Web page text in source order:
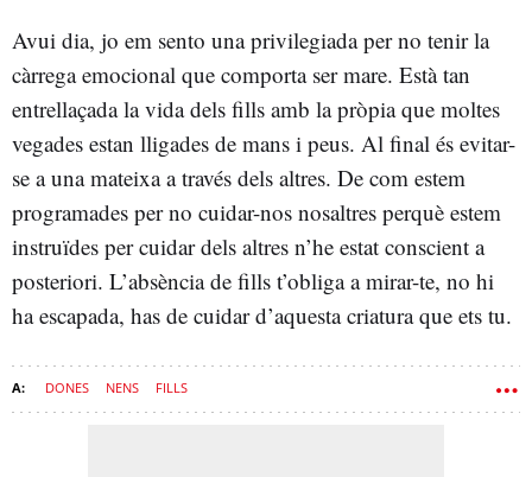
Avui dia, jo em sento una privilegiada per no tenir la
càrrega emocional que comporta ser mare. Està tan
entrellaçada la vida dels fills amb la pròpia que moltes
vegades estan lligades de mans i peus. Al final és evitar-
se a una mateixa a través dels altres. De com estem
programades per no cuidar-nos nosaltres perquè estem
instruïdes per cuidar dels altres n’he estat conscient a
posteriori. L’absència de fills t’obliga a mirar-te, no hi
ha escapada, has de cuidar d’aquesta criatura que ets tu.
DONES NENS FILLS